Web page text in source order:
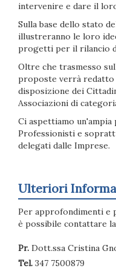
intervenire e dare il
Sulla base dello stato
illustreranno le loro
progetti per il rilancio
Oltre che trasmesso
proposte verrà redatto
disposizione dei
Associazioni di
Ci aspettiamo
Professionisti e
delegati dalle Imprese.
Ulteriori
Per approfondimenti e
è possibile contattare
Pr. Dott.ssa Cristina
Tel. 347 7500879